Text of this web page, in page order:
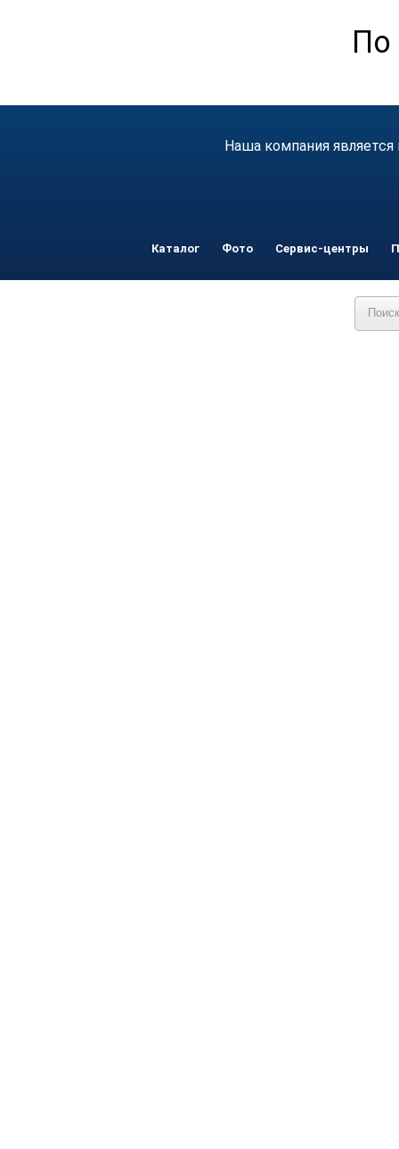
По
Наша компания
Каталог Фото Сервис-центры